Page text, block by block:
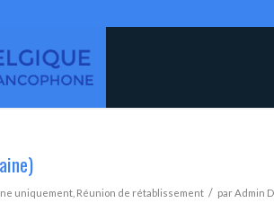
uniquement Réunion de rétablissement / parAdmin